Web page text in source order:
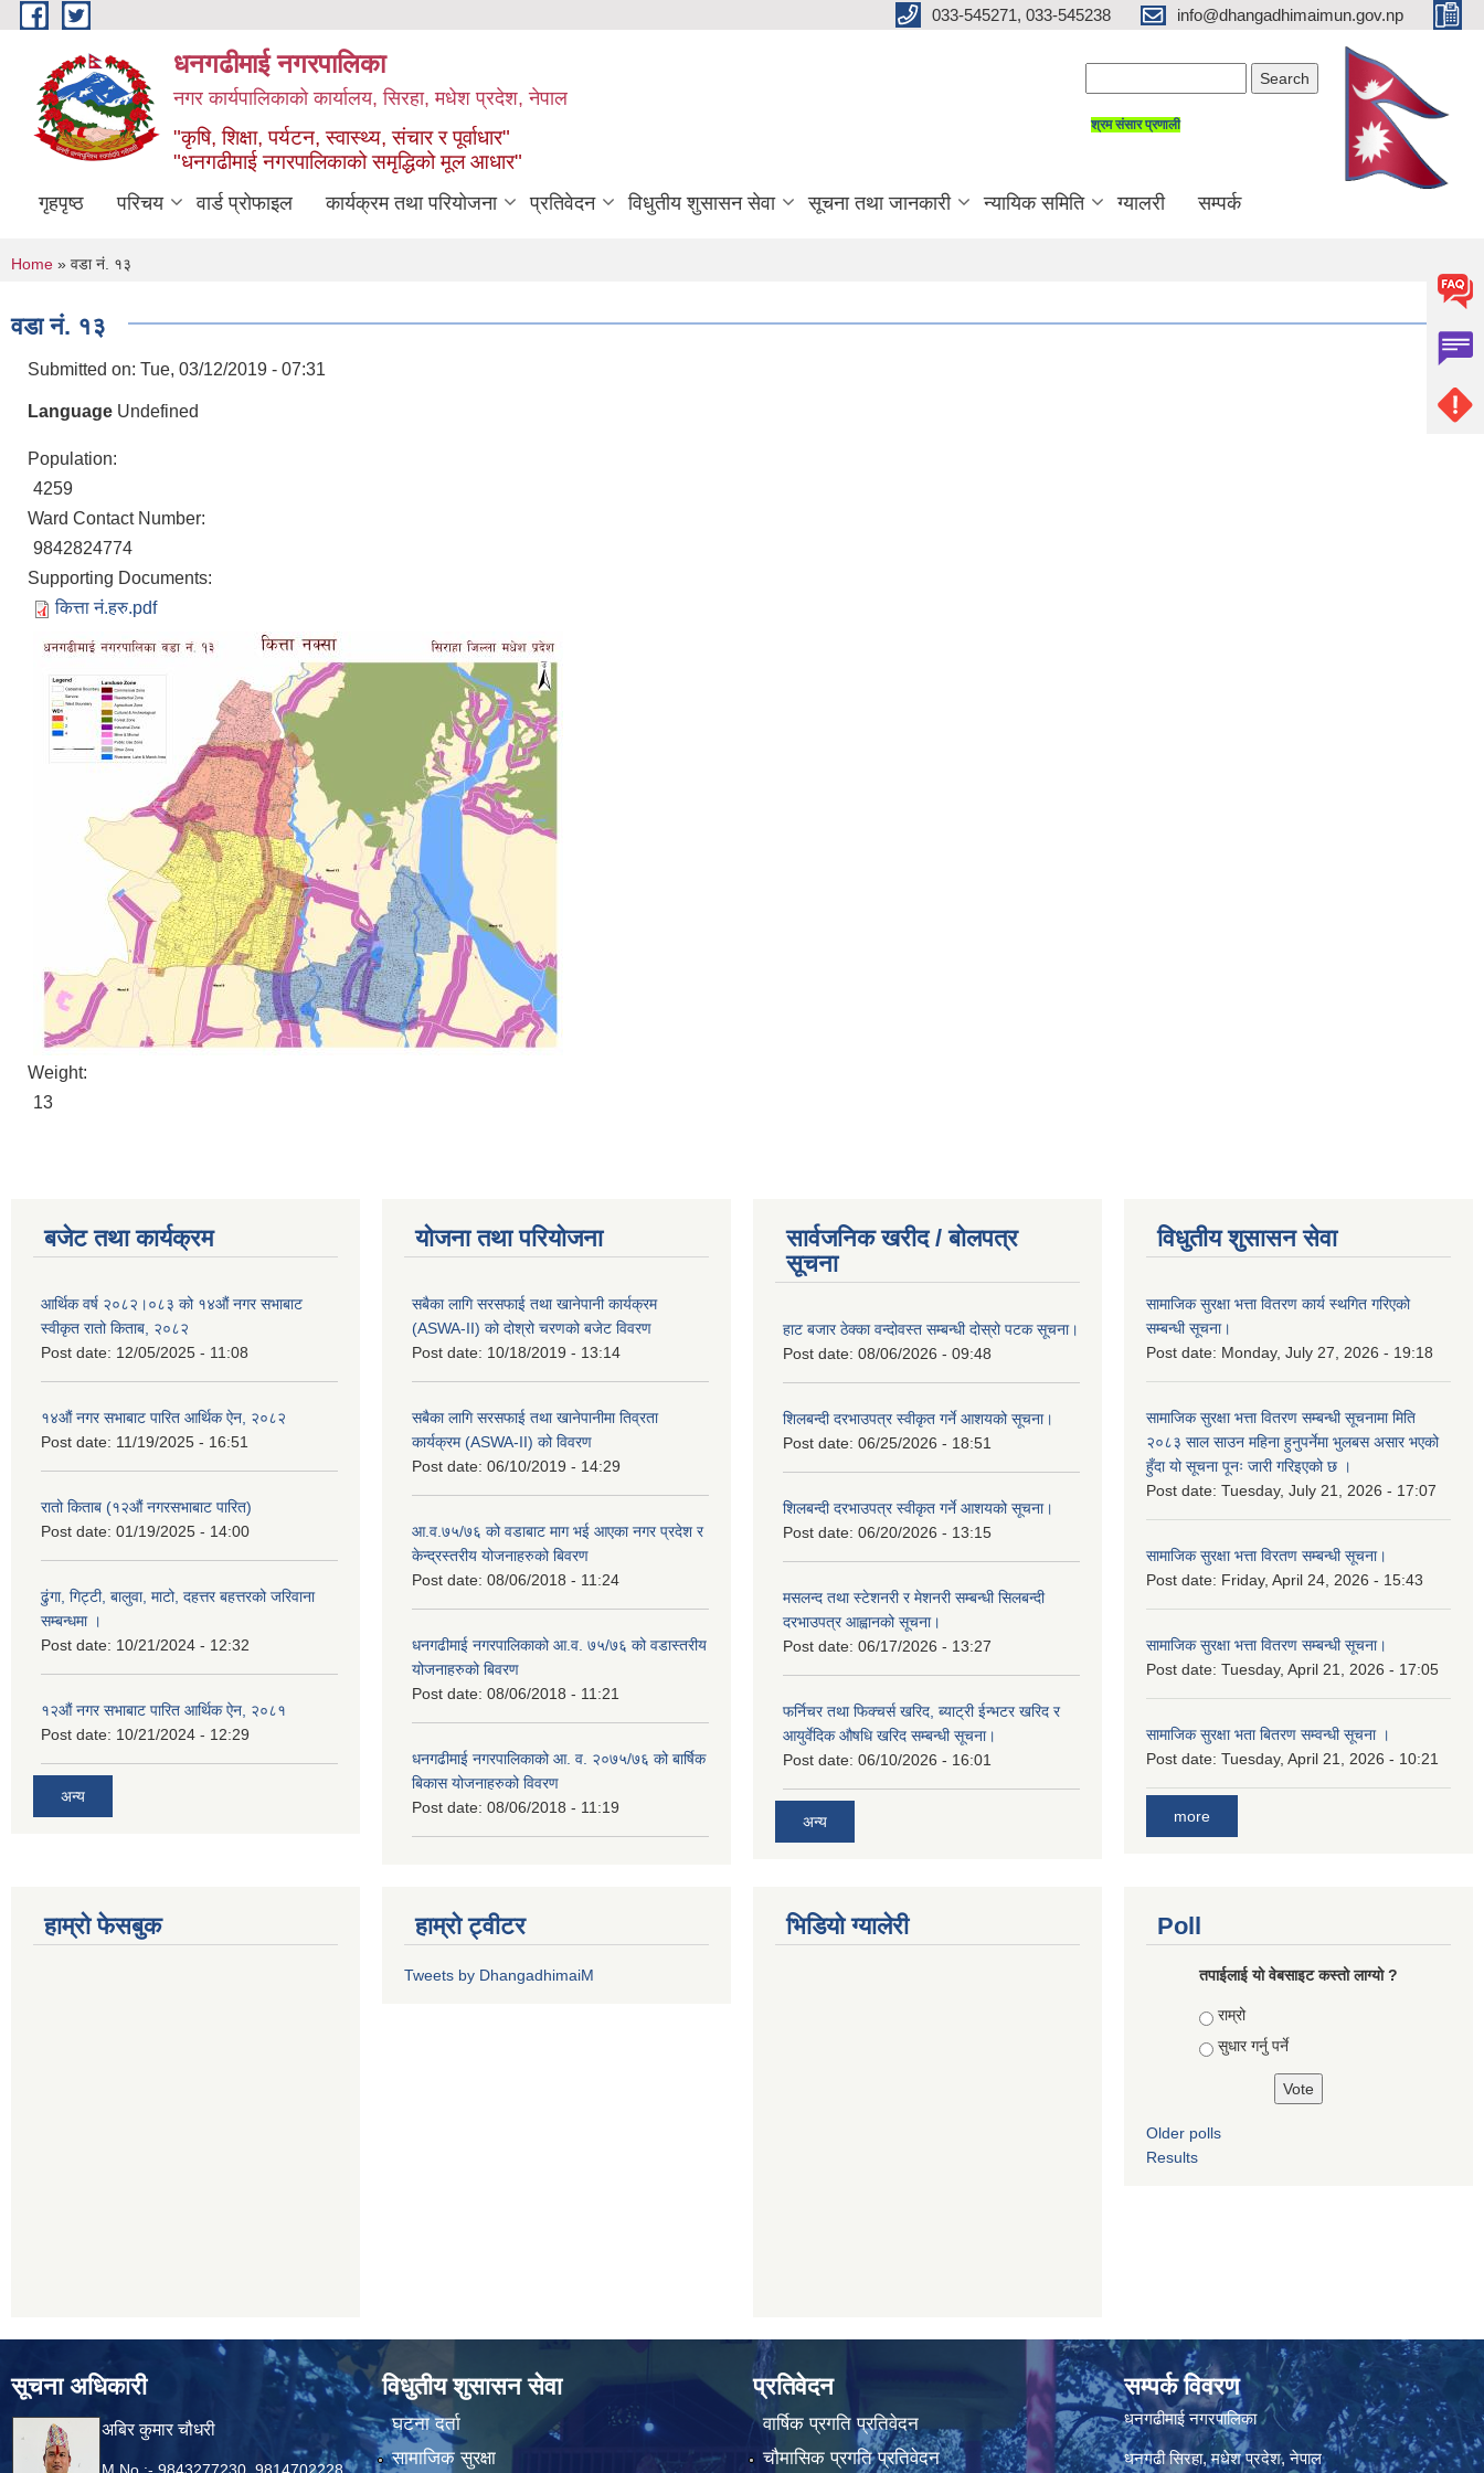
Skip to main content 033-545271, 033-545238 info@dhangadhimaimun.gov.np
धनगढीमाई नगरपालिका
नगर कार्यपालिकाको कार्यालय, सिरहा, मधेश प्रदेश, नेपाल
"कृषि, शिक्षा, पर्यटन, स्वास्थ्य, संचार र पूर्वाधार"
"धनगढीमाई नगरपालिकाको समृद्धिको मूल आधार"
श्रम संसार प्रणाली
गृहपृष्ठ परिचय वार्ड प्रोफाइल कार्यक्रम तथा परियोजना प्रतिवेदन विधुतीय शुसासन सेवा सूचना तथा जानकारी न्यायिक समिति ग्यालरी सम्पर्क
You are here
Home » वडा न‌ं. १३
वडा न‌ं. १३
Submitted on: Tue, 03/12/2019 - 07:31
Language Undefined
Population:
4259
Ward Contact Number:
9842824774
Supporting Documents:
कित्ता नं.हरु.pdf
Weight:
13
बजेट तथा कार्यक्रम
आर्थिक वर्ष २०८२।०८३ को १४औं नगर सभाबाट
स्वीकृत रातो किताब, २०८२
Post date: 12/05/2025 - 11:08
१४औं नगर सभाबाट पारित आर्थिक ऐन, २०८२
Post date: 11/19/2025 - 16:51
रातो किताब (१२औं नगरसभाबाट पारित)
Post date: 01/19/2025 - 14:00
ढुंगा, गिट्टी, बालुवा, माटो, दहत्तर बहत्तरको जरिवाना
सम्बन्धमा ।
Post date: 10/21/2024 - 12:32
१२औं नगर सभाबाट पारित आर्थिक ऐन, २०८१
Post date: 10/21/2024 - 12:29
अन्य
योजना तथा परियोजना
सबैका लागि सरसफाई तथा खानेपानी कार्यक्रम
(ASWA-II) को दोश्रो चरणको बजेट विवरण
Post date: 10/18/2019 - 13:14
सबैका लागि सरसफाई तथा खानेपानीमा तिव्रता
कार्यक्रम (ASWA-II) को विवरण
Post date: 06/10/2019 - 14:29
आ.व.७५/७६ को वडाबाट माग भई आएका नगर प्रदेश र
केन्द्रस्तरीय योजनाहरुको बिवरण
Post date: 08/06/2018 - 11:24
धनगढीमाई नगरपालिकाको आ.व. ७५/७६ को वडास्तरीय
योजनाहरुको बिवरण
Post date: 08/06/2018 - 11:21
धनगढीमाई नगरपालिकाको आ. व. २०७५/७६ को बार्षिक
बिकास योजनाहरुको विवरण
Post date: 08/06/2018 - 11:19
सार्वजनिक खरीद / बोलपत्र
सूचना
हाट बजार ठेक्का वन्दोवस्त सम्बन्धी दोस्रो पटक सूचना।
Post date: 08/06/2026 - 09:48
शिलबन्दी दरभाउपत्र स्वीकृत गर्ने आशयको सूचना।
Post date: 06/25/2026 - 18:51
शिलबन्दी दरभाउपत्र स्वीकृत गर्ने आशयको सूचना।
Post date: 06/20/2026 - 13:15
मसलन्द तथा स्टेशनरी र मेशनरी सम्बन्धी सिलबन्दी
दरभाउपत्र आह्वानको सूचना।
Post date: 06/17/2026 - 13:27
फर्निचर तथा फिक्चर्स खरिद, ब्याट‍्री ईन्भटर खरिद र
आयुर्वेदिक औषधि खरिद सम्बन्धी सूचना।
Post date: 06/10/2026 - 16:01
अन्य
विधुतीय शुसासन सेवा
सामाजिक सुरक्षा भत्ता वितरण कार्य स्थगित गरिएको
सम्बन्धी सूचना।
Post date: Monday, July 27, 2026 - 19:18
सामाजिक सुरक्षा भत्ता वितरण सम्बन्धी सूचनामा मिति
२०८३ साल साउन महिना हुनुपर्नेमा भुलबस असार भएको
हुँदा यो सूचना पूनः जारी गरिइएको छ ।
Post date: Tuesday, July 21, 2026 - 17:07
सामाजिक सुरक्षा भत्ता विरतण सम्बन्धी सूचना।
Post date: Friday, April 24, 2026 - 15:43
सामाजिक सुरक्षा भत्ता वितरण सम्‍बन्धी सूचना।
Post date: Tuesday, April 21, 2026 - 17:05
सामाजिक सुरक्षा भता बितरण सम्वन्धी सूचना ।
Post date: Tuesday, April 21, 2026 - 10:21
more
हाम्रो फेसबुक हाम्रो ट्वीटर
Tweets by DhangadhimaiM
भिडियाे ग्यालेरी Poll
तपाई‌लाई यो वेबसाइट कस्तो लाग्यो ?
Choices
राम्रो
सुधार गर्नु पर्ने
Older polls
Results
सूचना अधिकारी
अबिर कुमार चौधरी
विधुतीय शुसासन सेवा
घटना दर्ता
सामाजिक सुरक्षा
प्रतिवेदन
वार्षिक प्रगति प्रतिवेदन
चौमासिक प्रगति प्रतिवेदन
सम्पर्क विवरण
धनगढीमाई नगरपालिका
धनगढी सिरहा, मधेश प्रदेश, नेपाल